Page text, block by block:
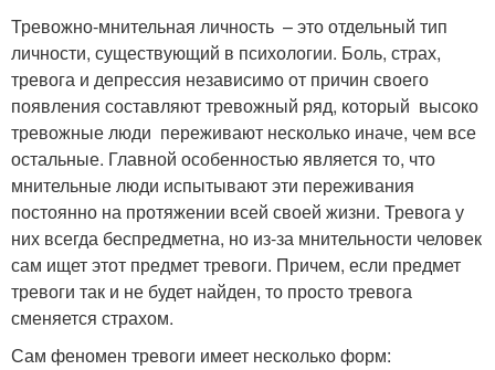
Тревожно-мнительная личность – это отдельный тип
личности, существующий в психологии. Боль, страх,
тревога и депрессия независимо от причин своего
появления составляют тревожный ряд, который высоко
тревожные люди переживают несколько иначе, чем все
остальные. Главной особенностью является то, что
мнительные люди испытывают эти переживания
постоянно на протяжении всей своей жизни. Тревога у
них всегда беспредметна, но из-за мнительности человек
сам ищет этот предмет тревоги. Причем, если предмет
тревоги так и не будет найден, то просто тревога
сменяется страхом.
Сам феномен тревоги имеет несколько форм: